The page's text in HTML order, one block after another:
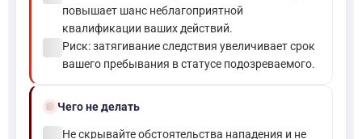
повышает шанс неблагоприятной
квалификации ваших действий.
Риск: затягивание следствия увеличивает срок
вашего пребывания в статусе подозреваемого.
block Чего не делать
Не скрывайте обстоятельства нападения и не